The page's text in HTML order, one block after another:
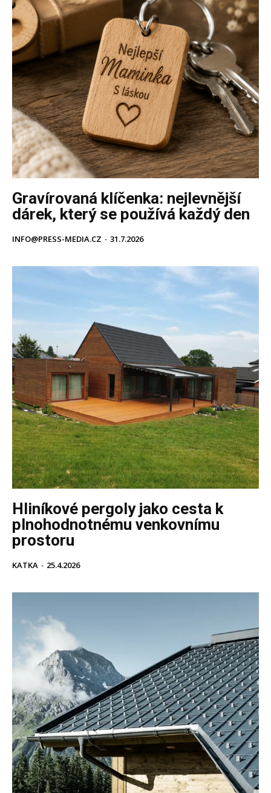
Gravírovaná klíčenka: nejlevnější
dárek, který se používá každý den
INFO@PRESS-MEDIA.CZ - 31.7.2026
Hliníkové pergoly jako cesta k
plnohodnotnému venkovnímu
prostoru
KATKA - 25.4.2026